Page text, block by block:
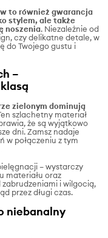
to również gwarancja
stylem, ale także
noszenia. Niezależnie od
czy delikatne detale, w
do Twojego gustu i
–
zielonym dominują
szlachetny materiał
że są wyjątkowo
dni. Zamsz nadaje
w połączeniu z tym
– wystarczy
materiału oraz
i wilgocią,
przez długi czas.
niebanalny